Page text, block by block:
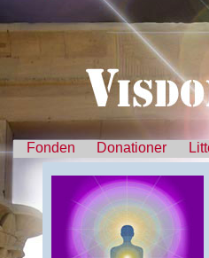
Fonden Donationer